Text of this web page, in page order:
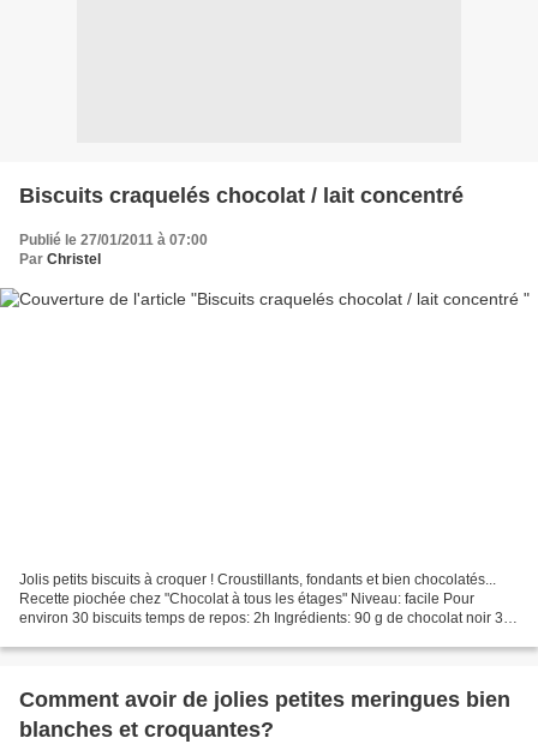
Biscuits craquelés chocolat / lait concentré
Publié le 27/01/2011 à 07:00
Par Christel
Jolis petits biscuits à croquer ! Croustillants, fondants et bien chocolatés...
Recette piochée chez "Chocolat à tous les étages" Niveau: facile Pour
environ 30 biscuits temps de repos: 2h Ingrédients: 90 g de chocolat noir 30
Comment avoir de jolies petites meringues bien
blanches et croquantes?